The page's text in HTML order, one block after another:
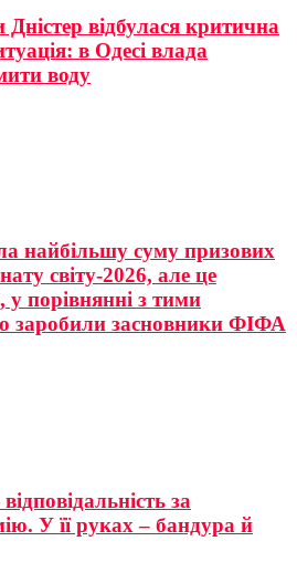
Дністер відбулася критична
в Одесі влада
воду
найбільшу суму призових
світу-2026, але це
у порівнянні з тими
заробили засновники ФІФА
за
У її руках – бандура й